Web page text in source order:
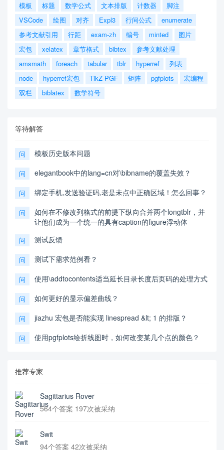
模板
标题 数学公式 文本排版 计数器
脚注
VSCode
绘图 对齐 Expl3 行间公式
enumerate
参考文献引用
行距 exam-zh 编号 minted
图片
宏包
xelatex 章节格式 bibtex
参考文献处理
amsmath
foreach tabular tblr hyperref
列表
node
hyperref宏包 TikZ-PGF 矩阵 pgfplots
宏编程
双栏
biblatex 数学符号
等待解答
问 模板历史版本问题
问 elegantbook中的lang=cn对\bibname的覆盖失效？
问 绑定手机,发送验证码,老是未点中正确区域！怎么回事？
问
如何在不修改列格式的前提下纵向合并两个longtblr，并
让他们成为一个统一的具有caption的figure浮动体
问 测试反馈
问 测试下需求范例看？
问 使用\addtocontents适当延长目录长度后页码的处理方式
问 如何更好的显示偏差曲线？
问 jiazhu 宏包是否能实现 linespread &lt; 1 的排版？
问 使用pgfplots绘折线图时，如何改变某几个点的颜色？
推荐专家
Sagittarius Rover
564个答案 197次被采纳
Swit
94个答案 42次被采纳